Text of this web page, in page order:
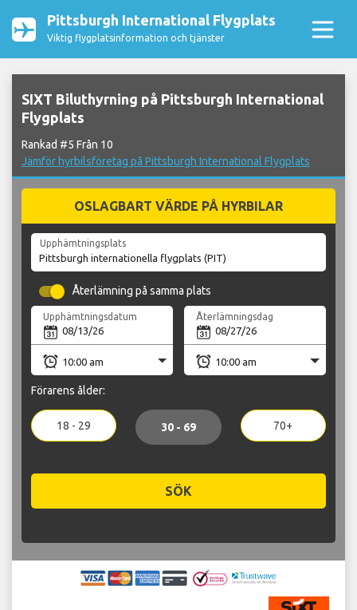
Pittsburgh International Flygplats
Viktig flygplatsinformation och tjänster
SIXT Biluthyrning på Pittsburgh International
Flygplats
Rankad #5 Från 10
Jämför hyrbilsföretag på Pittsburgh International Flygplats
OSLAGBART VÄRDE PÅ HYRBILAR
Upphämtningsplats
Återlämning på samma plats
Upphämtningsdatum Återlämningsdag
Förarens ålder:
18 - 29 30 - 69 70+
SÖK